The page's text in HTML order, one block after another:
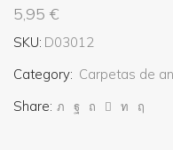
5,95 €
SKU: D03012
Category: Carpetas de
Share: